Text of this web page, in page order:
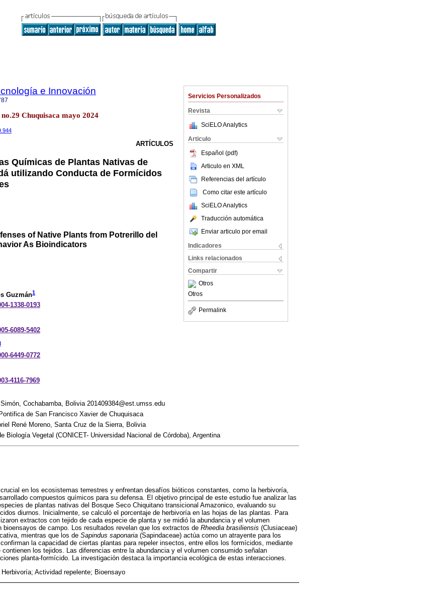
Servicios Personalizados
Revista
SciELO Analytics
Articulo
Español (pdf)
Articulo en XML
Referencias del artículo
Como citar este artículo
SciELO Analytics
Traducción automática
Enviar articulo por email
Indicadores
Links relacionados
Compartir
Otros
Otros
Permalink
e Innovación
Chuquisaca mayo 2024
ARTÍCULOS
Químicas de Plantas Nativas de
utilizando Conducta de Formícidos
of Native Plants from Potrerillo del
As Bioindicators
Guzmán1
1338-0193
6089-5402
6449-0772
4116-7969
Cochabamba, Bolivia 201409384@est.umss.edu
de San Francisco Xavier de Chuquisaca
René Moreno, Santa Cruz de la Sierra, Bolivia
Biología Vegetal (CONICET- Universidad Nacional de Córdoba), Argentina
en los ecosistemas terrestres y enfrentan desafíos bióticos constantes, como la herbivoría,
compuestos químicos para su defensa. El objetivo principal de este estudio fue analizar las
de plantas nativas del Bosque Seco Chiquitano transicional Amazonico, evaluando su
diurnos. Inicialmente, se calculó el porcentaje de herbivoría en las hojas de las plantas. Para
extractos con tejido de cada especie de planta y se midió la abundancia y el volumen
bioensayos de campo. Los resultados revelan que los extractos de Rheedia brasiliensis (Clusiaceae)
mientras que los de Sapindus saponaria (Sapindaceae) actúa como un atrayente para los
la capacidad de ciertas plantas para repeler insectos, entre ellos los formícidos, mediante
los tejidos. Las diferencias entre la abundancia y el volumen consumido señalan
planta-formícido. La investigación destaca la importancia ecológica de estas interacciones.
Actividad repelente; Bioensayo